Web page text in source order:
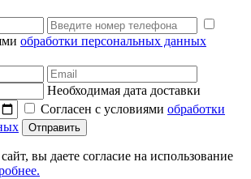
обработки персональных данных
Необходимая дата доставки
Согласен с условиями обработки
вы даете согласие на использование